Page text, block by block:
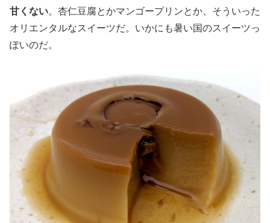
甘くない。杏仁豆腐とかマンゴープリンとか、そういった
オリエンタルなスイーツだ。いかにも暑い国のスイーツっ
ぽいのだ。